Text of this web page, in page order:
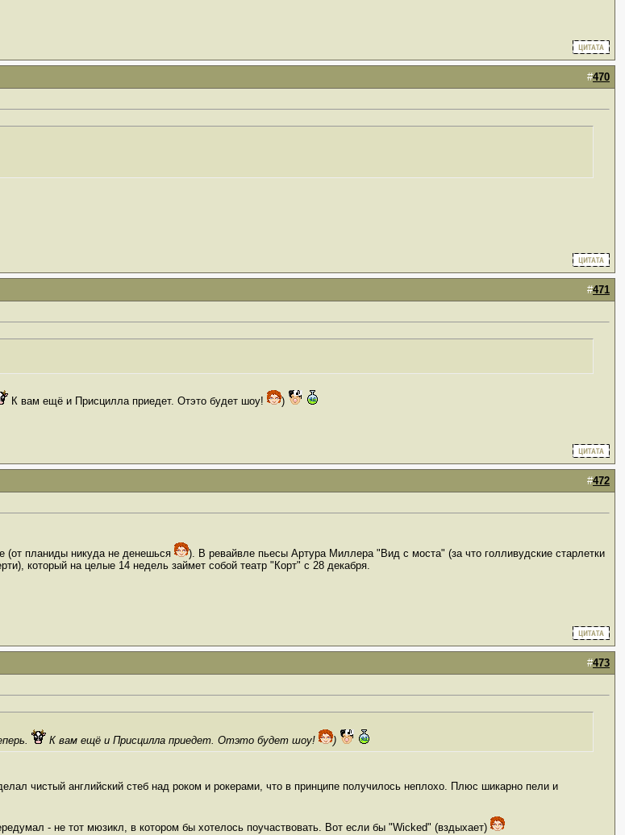
#470
#471
К вам ещё и Присцилла приедет. Отэто будет шоу!
)
#472
(от планиды никуда не денешься
). В ревайвле пьесы Артура Миллера "Вид с моста" (за что голливудские старлетки
который на целые 14 недель займет собой театр "Корт" с 28 декабря.
#473
К вам ещё и Присцилла приедет. Отэто будет шоу! )
чистый английский стеб над роком и рокерами, что в принципе получилось неплохо. Плюс шикарно пели и
- не тот мюзикл, в котором бы хотелось поучаствовать. Вот если бы "Wicked" (вздыхает)